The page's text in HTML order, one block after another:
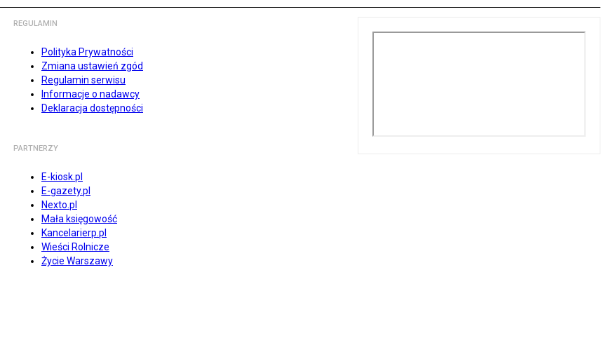
REGULAMIN
Polityka Prywatności
Zmiana ustawień zgód
Regulamin serwisu
Informacje o nadawcy
Deklaracja dostępności
PARTNERZY
E-kiosk.pl
E-gazety.pl
Nexto.pl
Mała księgowość
Kancelarierp.pl
Wieści Rolnicze
Życie Warszawy